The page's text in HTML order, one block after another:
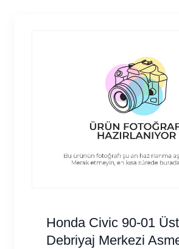
Honda Civic 90-01 Üst
Debriyaj Merkezi